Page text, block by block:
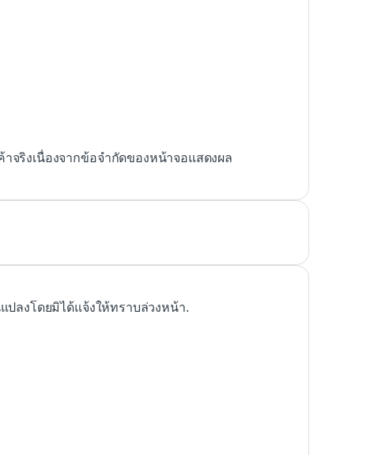
จริงเนื่องจากข้อจำกัดของหน้าจอแสดงผล
ปลงโดยมิได้แจ้งให้ทราบล่วงหน้า.